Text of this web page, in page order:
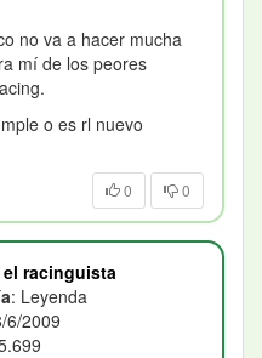
no va a hacer mucha
mí de los peores
o es rl nuevo
0 0
racinguista
: Leyenda
6/2009